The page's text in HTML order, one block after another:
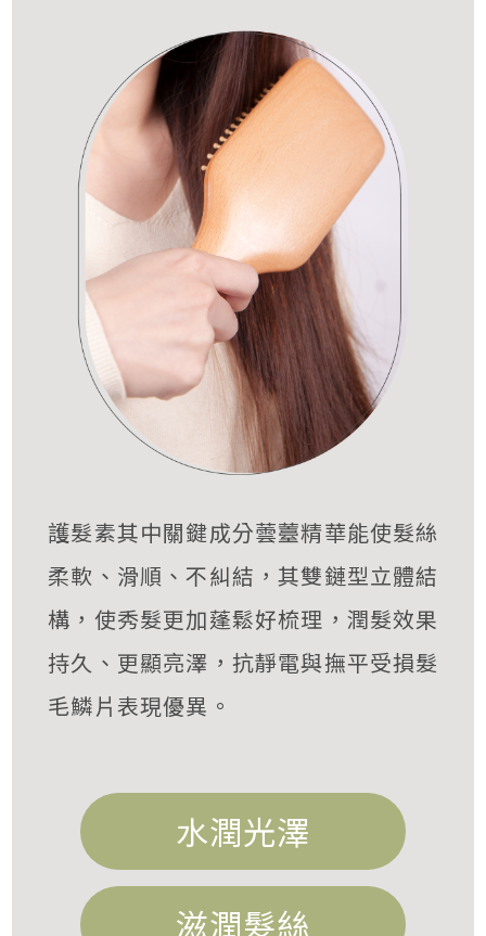
護髮素其中關鍵成分蕓薹精華能使髮絲
柔軟、滑順、不糾結，其雙鏈型立體結
構，使秀髮更加蓬鬆好梳理，潤髮效果
持久、更顯亮澤，抗靜電與撫平受損髮
毛鱗片表現優異。
水潤光澤
滋潤髮絲